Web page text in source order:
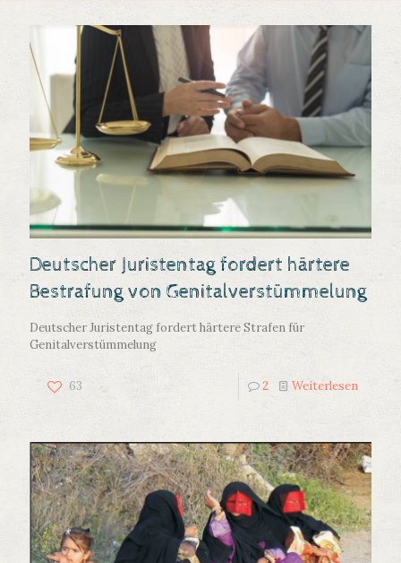
Deutscher Juristentag fordert härtere
Bestrafung von Genitalverstümmelung
Deutscher Juristentag fordert härtere Strafen für
Genitalverstümmelung
63 2 Weiterlesen